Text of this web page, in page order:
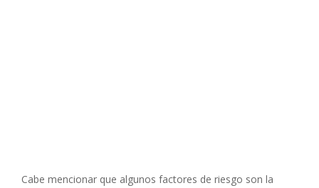
Cabe mencionar que algunos factores de riesgo son la